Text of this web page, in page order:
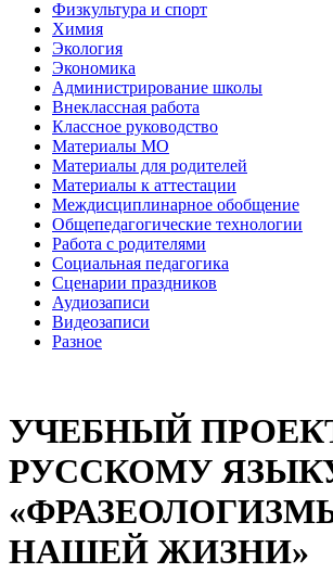
Физкультура и спорт
Химия
Экология
Экономика
Администрирование школы
Внеклассная работа
Классное руководство
Материалы МО
Материалы для родителей
Материалы к аттестации
Междисциплинарное обобщение
Общепедагогические технологии
Работа с родителями
Социальная педагогика
Сценарии праздников
Аудиозаписи
Видеозаписи
Разное
УЧЕБНЫЙ
РУССКОМУ
НАШЕЙ ЖИЗНИ»